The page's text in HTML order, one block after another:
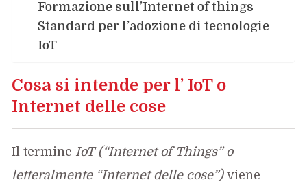
Formazione sull’Internet of things
Standard per l’adozione di tecnologie
IoT
Cosa si intende per l’ IoT o
Internet delle cose
Il termine IoT (“Internet of Things” o
letteralmente “Internet delle cose”)viene